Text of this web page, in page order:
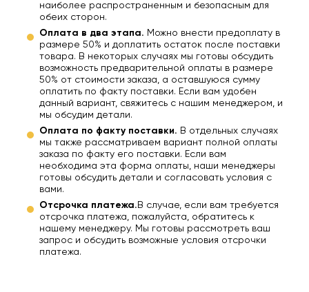
наиболее распространенным и безопасным для
обеих сторон.
Оплата в два этапа. Можно внести предоплату в
размере 50% и доплатить остаток после поставки
товара. В некоторых случаях мы готовы обсудить
возможность предварительной оплаты в размере
50% от стоимости заказа, а оставшуюся сумму
оплатить по факту поставки. Если вам удобен
данный вариант, свяжитесь с нашим менеджером, и
мы обсудим детали.
Оплата по факту поставки. В отдельных случаях
мы также рассматриваем вариант полной оплаты
заказа по факту его поставки. Если вам
необходима эта форма оплаты, наши менеджеры
готовы обсудить детали и согласовать условия с
вами.
Отсрочка платежа. В случае, если вам требуется
отсрочка платежа, пожалуйста, обратитесь к
нашему менеджеру. Мы готовы рассмотреть ваш
запрос и обсудить возможные условия отсрочки
платежа.